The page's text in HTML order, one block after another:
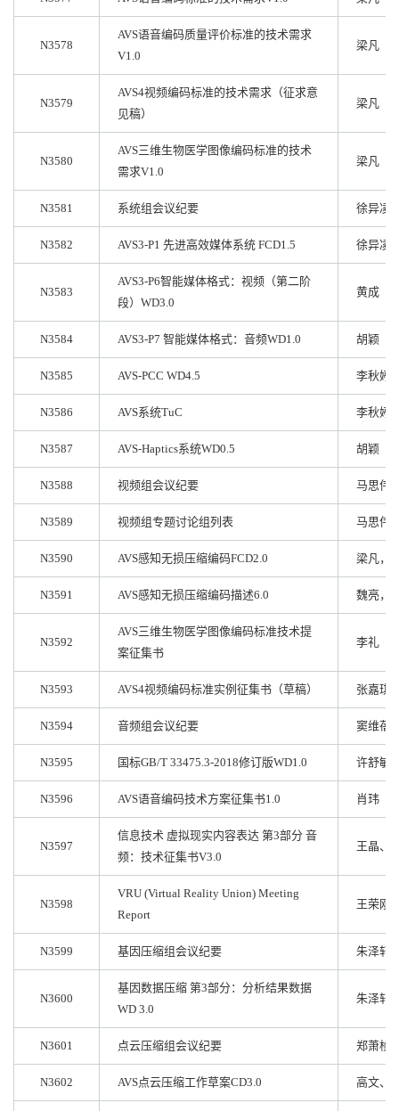
N3578
AVS语音编码质量评价标准的技术需求
V1.0
梁凡
N3579
AVS4视频编码标准的技术需求（征求意
见稿）
梁凡
N3580
AVS三维生物医学图像编码标准的技术
需求V1.0
梁凡
N3581 系统组会议纪要 徐异凌
N3582 AVS3-P1 先进高效媒体系统 FCD1.5 徐异凌
N3583
AVS3-P6智能媒体格式：视频（第二阶
段）WD3.0
黄成
N3584 AVS3-P7 智能媒体格式：音频WD1.0 胡颖
N3585 AVS-PCC WD4.5 李秋婷
N3586 AVS系统TuC 李秋婷
N3587 AVS-Haptics系统WD0.5 胡颖
N3588 视频组会议纪要 马思伟
N3589 视频组专题讨论组列表 马思伟
N3590 AVS感知无损压缩编码FCD2.0 梁凡，
N3591 AVS感知无损压缩编码描述6.0 魏亮，
N3592
AVS三维生物医学图像编码标准技术提
案征集书
李礼
N3593 AVS4视频编码标准实例征集书（草稿） 张嘉琪
N3594 音频组会议纪要 窦维蓓
N3595 国标GB/T 33475.3-2018修订版WD1.0 许舒敏
N3596 AVS语音编码技术方案征集书1.0 肖玮
N3597
信息技术 虚拟现实内容表达 第3部分 音
频：技术征集书V3.0
王晶、
N3598
VRU (Virtual Reality Union) Meeting
Report
王荣刚
N3599 基因压缩组会议纪要 朱泽轩
N3600
基因数据压缩 第3部分：分析结果数据
WD 3.0
朱泽轩
N3601 点云压缩组会议纪要 郑萧桢
N3602 AVS点云压缩工作草案CD3.0 高文、